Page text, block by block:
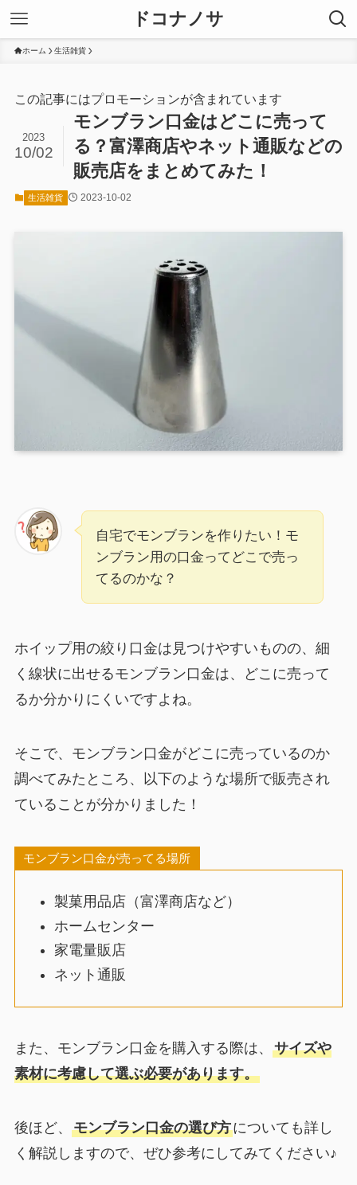
ドコナノサ
ホーム 生活雑貨
この記事にはプロモーションが含まれています
モンブラン口金はどこに売って
る？富澤商店やネット通販などの
販売店をまとめてみた！
2023
10/02
生活雑貨 2023-10-02
自宅でモンブランを作りたい！モ
ンブラン用の口金ってどこで売っ
てるのかな？
ホイップ用の絞り口金は見つけやすいものの、細
く線状に出せるモンブラン口金は、どこに売って
るか分かりにくいですよね。
そこで、モンブラン口金がどこに売っているのか
調べてみたところ、以下のような場所で販売され
ていることが分かりました！
モンブラン口金が売ってる場所
製菓用品店（富澤商店など）
ホームセンター
家電量販店
ネット通販
また、モンブラン口金を購入する際は、 サイズや
素材に考慮して選ぶ必要があります。
後ほど、 モンブラン口金の選び方についても詳し
く解説しますので、ぜひ参考にしてみてください♪